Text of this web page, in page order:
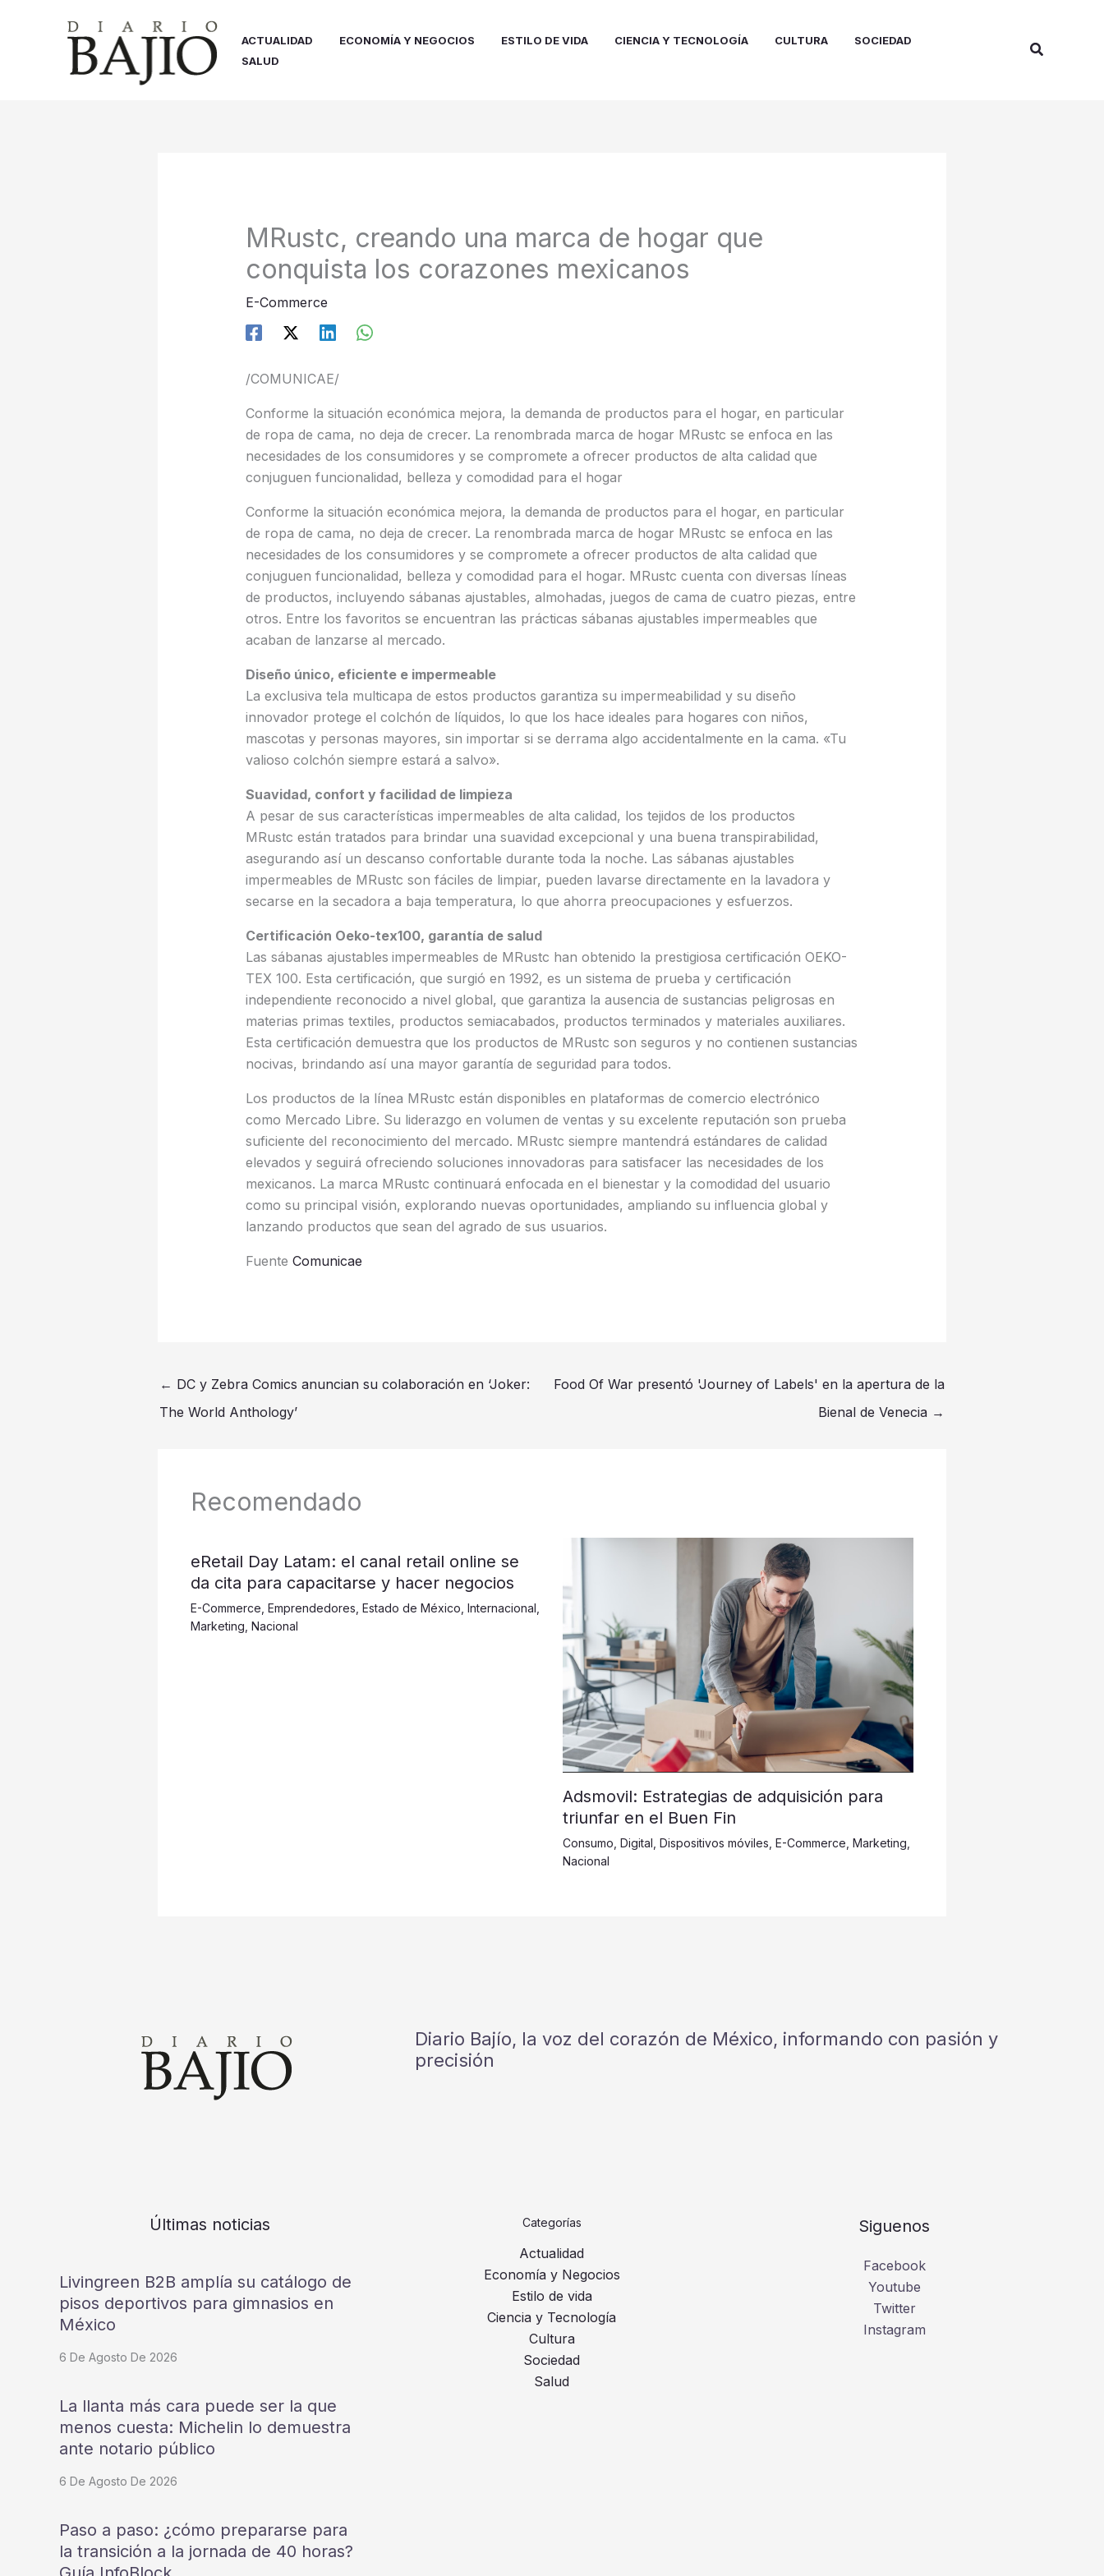
ACTUALIDAD ECONOMÍA Y NEGOCIOS ESTILO DE VIDA CIENCIA Y TECNOLOGÍA CULTURA
SOCIEDAD
SALUD
Buscar
MRustc, creando una marca de hogar que
conquista los corazones mexicanos
E-Commerce
/COMUNICAE/
Conforme la situación económica mejora, la demanda de productos para el hogar, en particular
de ropa de cama, no deja de crecer. La renombrada marca de hogar MRustc se enfoca en las
necesidades de los consumidores y se compromete a ofrecer productos de alta calidad que
conjuguen funcionalidad, belleza y comodidad para el hogar
Conforme la situación económica mejora, la demanda de productos para el hogar, en particular
de ropa de cama, no deja de crecer. La renombrada marca de hogar MRustc se enfoca en las
necesidades de los consumidores y se compromete a ofrecer productos de alta calidad que
conjuguen funcionalidad, belleza y comodidad para el hogar. MRustc cuenta con diversas líneas
de productos, incluyendo sábanas ajustables, almohadas, juegos de cama de cuatro piezas, entre
otros. Entre los favoritos se encuentran las prácticas sábanas ajustables impermeables que
acaban de lanzarse al mercado.
Diseño único, eficiente e impermeable
La exclusiva tela multicapa de estos productos garantiza su impermeabilidad y su diseño
innovador protege el colchón de líquidos, lo que los hace ideales para hogares con niños,
mascotas y personas mayores, sin importar si se derrama algo accidentalmente en la cama. «Tu
valioso colchón siempre estará a salvo».
Suavidad, confort y facilidad de limpieza
A pesar de sus características impermeables de alta calidad, los tejidos de los productos
MRustc están tratados para brindar una suavidad excepcional y una buena transpirabilidad,
asegurando así un descanso confortable durante toda la noche. Las sábanas ajustables
impermeables de MRustc son fáciles de limpiar, pueden lavarse directamente en la lavadora y
secarse en la secadora a baja temperatura, lo que ahorra preocupaciones y esfuerzos.
Certificación Oeko-tex100, garantía de salud
Las sábanas ajustables impermeables de MRustc han obtenido la prestigiosa certificación OEKO-
TEX 100. Esta certificación, que surgió en 1992, es un sistema de prueba y certificación
independiente reconocido a nivel global, que garantiza la ausencia de sustancias peligrosas en
materias primas textiles, productos semiacabados, productos terminados y materiales auxiliares.
Esta certificación demuestra que los productos de MRustc son seguros y no contienen sustancias
nocivas, brindando así una mayor garantía de seguridad para todos.
Los productos de la línea MRustc están disponibles en plataformas de comercio electrónico
como Mercado Libre. Su liderazgo en volumen de ventas y su excelente reputación son prueba
suficiente del reconocimiento del mercado. MRustc siempre mantendrá estándares de calidad
elevados y seguirá ofreciendo soluciones innovadoras para satisfacer las necesidades de los
mexicanos. La marca MRustc continuará enfocada en el bienestar y la comodidad del usuario
como su principal visión, explorando nuevas oportunidades, ampliando su influencia global y
lanzando productos que sean del agrado de sus usuarios.
Fuente Comunicae
← DC y Zebra Comics anuncian su colaboración en ‘Joker:
The World Anthology’
Food Of War presentó 'Journey of Labels' en la apertura de la
Bienal de Venecia →
Recomendado
eRetail Day Latam: el canal retail online se
da cita para capacitarse y hacer negocios
E-Commerce Emprendedores Estado de México Internacional
Marketing Nacional
Adsmovil: Estrategias de adquisición para
triunfar en el Buen Fin
Consumo Digital Dispositivos móviles E-Commerce Marketing
Nacional
Diario Bajío, la voz del corazón de México, informando con pasión y
precisión
Últimas noticias
Livingreen B2B amplía su catálogo de
pisos deportivos para gimnasios en
México
6 De Agosto De 2026
La llanta más cara puede ser la que
menos cuesta: Michelin lo demuestra
ante notario público
6 De Agosto De 2026
Paso a paso: ¿cómo prepararse para
la transición a la jornada de 40 horas?
Categorías
Actualidad
Economía y Negocios
Estilo de vida
Ciencia y Tecnología
Cultura
Sociedad
Salud
Siguenos
Facebook
Youtube
Twitter
Instagram